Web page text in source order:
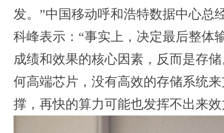
发。”中国移动呼和浩特数据中心总
科峰表示：“事实上，决定最后整体
成绩和效果的核心因素，反而是存
何高端芯片，没有高效的存储系统
撑，再快的算力可能也发挥不出来效